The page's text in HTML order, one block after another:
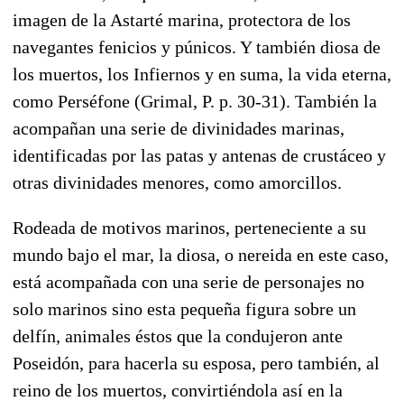
imagen de la Astarté marina, protectora de los
navegantes fenicios y púnicos. Y también diosa de
los muertos, los Infiernos y en suma, la vida eterna,
como Perséfone (Grimal, P. p. 30-31). También la
acompañan una serie de divinidades marinas,
identificadas por las patas y antenas de crustáceo y
otras divinidades menores, como amorcillos.
Rodeada de motivos marinos, perteneciente a su
mundo bajo el mar, la diosa, o nereida en este caso,
está acompañada con una serie de personajes no
solo marinos sino esta pequeña figura sobre un
delfín, animales éstos que la condujeron ante
Poseidón, para hacerla su esposa, pero también, al
reino de los muertos, convirtiéndola así en la